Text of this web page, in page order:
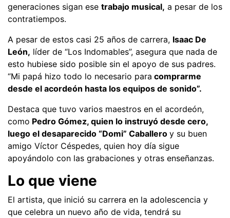
generaciones sigan ese trabajo musical, a pesar de los
contratiempos.
A pesar de estos casi 25 años de carrera, Isaac De
León, líder de “Los Indomables”, asegura que nada de
esto hubiese sido posible sin el apoyo de sus padres.
“Mi papá hizo todo lo necesario para comprarme
desde el acordeón hasta los equipos de sonido”.
Destaca que tuvo varios maestros en el acordeón,
como Pedro Gómez, quien lo instruyó desde cero,
luego el desaparecido “Domi” Caballero y su buen
amigo Víctor Céspedes, quien hoy día sigue
apoyándolo con las grabaciones y otras enseñanzas.
Lo que viene
El artista, que inició su carrera en la adolescencia y
que celebra un nuevo año de vida, tendrá su